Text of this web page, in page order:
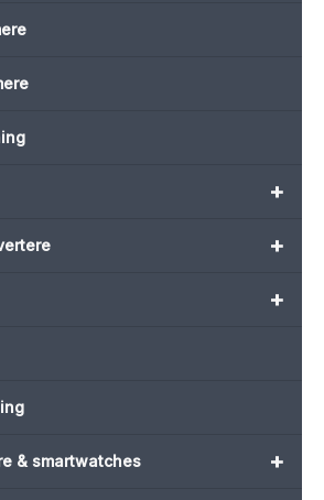
+
+
+
+
& smartwatches